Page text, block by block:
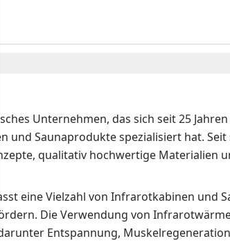
Unternehmen, das sich seit 25
Saunaprodukte spezialisiert hat.
qualitativ hochwertige Materialien
eine Vielzahl von Infrarotkabinen und
Die Verwendung von
Entspannung,